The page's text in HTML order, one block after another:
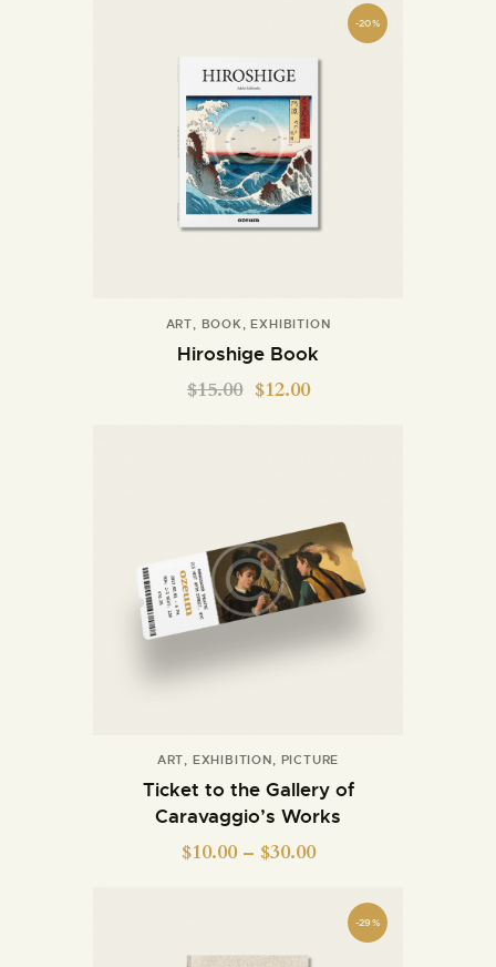
-20%
ART, BOOK ,EXHIBITION
Hiroshige Book
$15.00 $12.00
ART, EXHIBITION, PICTURE
Ticket to the Gallery of
Caravaggio’s Works
$10.00– $30.00
-29%